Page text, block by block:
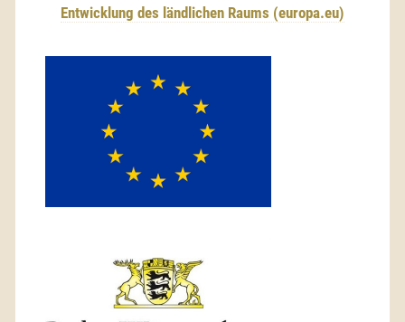
Entwicklung des ländlichen Raums (europa.eu)